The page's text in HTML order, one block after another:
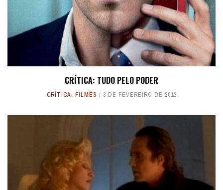
CRÍTICA: TUDO PELO PODER
CRÍTICA, FILMES 3 DE FEVEREIRO DE 2012